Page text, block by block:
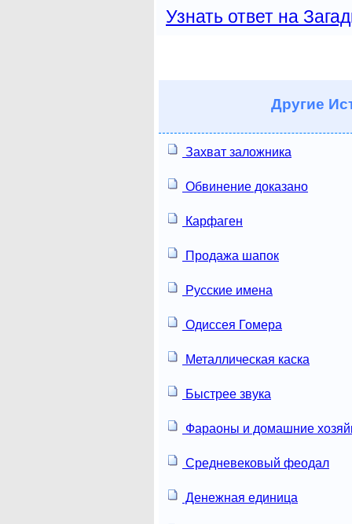
Узнать ответ на
Другие
Захват заложника
Обвинение доказано
Карфаген
Продажа шапок
Русские имена
Одиссея Гомера
Металлическая каска
Быстрее звука
Фараоны и домашние
Средневековый феодал
Денежная единица